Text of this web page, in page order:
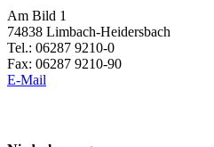
Am Bild 1
74838 Limbach-Heidersbach
Tel.: 06287 9210-0
Fax: 06287 9210-90
E-Mail